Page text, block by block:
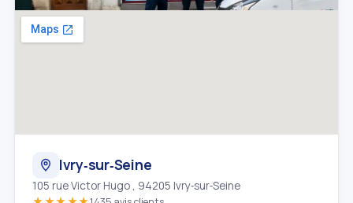
Ivry‑sur‑Seine
105 rue Victor Hugo , 94205 Ivry‑sur‑Seine